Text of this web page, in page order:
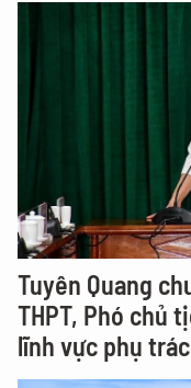
Tuyên Quang
THPT, Phó chủ
lĩnh vực phụ